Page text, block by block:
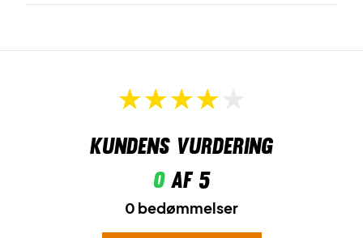
Materiale: 100% polyester.
Kundens vurdering
0af 5
0 bedømmelser